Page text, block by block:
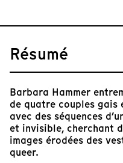
Résumé
Barbara Hammer
de quatre couples gais
avec des séquences
et invisible, cherchant
images érodées des
queer.